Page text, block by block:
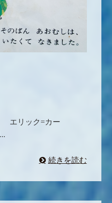
エリック=カー
続きを読む